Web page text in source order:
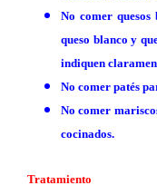
No comer
queso blanco y
indiquen
No comer patés
No comer
cocinados.
Tratamiento